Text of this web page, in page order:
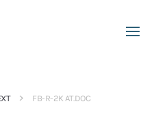
FB-R-2K AT.DOC